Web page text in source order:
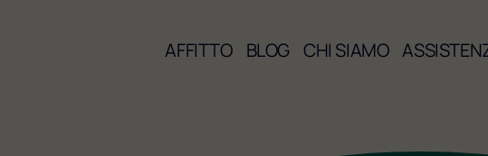
AFFITTO BLOG CHI SIAMO